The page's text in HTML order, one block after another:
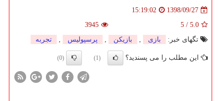
1398/09/27
15:19:02
5.0
/
5
3945
تگهای خبر:
بازی , بازیكن , پرسپولیس , تجربه
این مطلب را می پسندید؟ (1)
(0)